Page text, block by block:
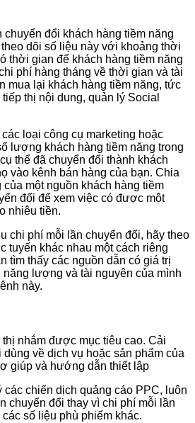
đổi khách hàng tiềm năng
dõi số liệu này với khoảng thời
thời gian để khách hàng tiềm năng
phí hàng tháng về thời gian và tài
mua lại khách hàng tiềm năng, tức
thị nội dung, quản lý Social
loại công cụ marketing hoặc
lượng khách hàng tiềm năng trong
thể đã chuyển đổi thành khách
vào kênh bán hàng của bạn. Chia
một nguồn khách hàng tiềm
đổi để xem việc có được một
nhiêu tiền.
chi phí mỗi lần chuyển đổi, hãy theo
tuyến khác nhau một cách riêng
tìm thấy các nguồn dẫn có giá trị
năng lượng và tài nguyên của mình
này.
nhắm được mục tiêu cao. Cải
về dịch vụ hoặc sản phẩm của
giúp và hướng dẫn thiết lập
các chiến dịch quảng cáo PPC, luôn
chuyển đổi thay vì chi phí mỗi lần
số liệu phù phiếm khác.